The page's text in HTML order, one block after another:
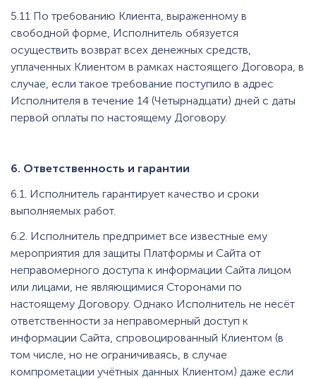
5.11 По требованию Клиента, выраженному в
свободной форме, Исполнитель обязуется
осуществить возврат всех денежных средств,
уплаченных Клиентом в рамках настоящего Договора, в
случае, если такое требование поступило в адрес
Исполнителя в течение 14 (Четырнадцати) дней с даты
первой оплаты по настоящему Договору.
6. Ответственность и гарантии
6.1. Исполнитель гарантирует качество и сроки
выполняемых работ.
6.2. Исполнитель предпримет все известные ему
мероприятия для защиты Платформы и Сайта от
неправомерного доступа к информации Сайта лицом
или лицами, не являющимися Сторонами по
настоящему Договору. Однако Исполнитель не несёт
ответственности за неправомерный доступ к
информации Сайта, спровоцированный Клиентом (в
том числе, но не ограничиваясь, в случае
компрометации учётных данных Клиентом) даже если